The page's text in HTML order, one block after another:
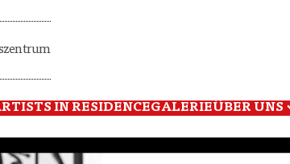
IN RESIDENCEGALERIEÜBER UNS